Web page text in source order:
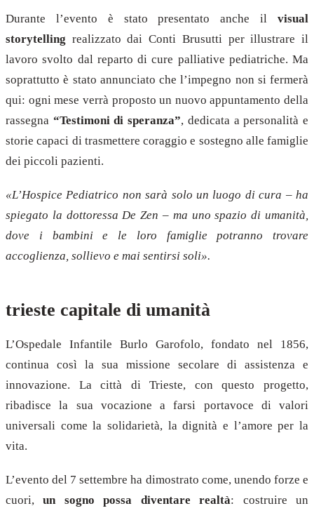
Durante l’evento è stato presentato anche il visual
storytelling realizzato dai Conti Brusutti per illustrare il
lavoro svolto dal reparto di cure palliative pediatriche. Ma
soprattutto è stato annunciato che l’impegno non si fermerà
qui: ogni mese verrà proposto un nuovo appuntamento della
rassegna “Testimoni di speranza”, dedicata a personalità e
storie capaci di trasmettere coraggio e sostegno alle famiglie
dei piccoli pazienti.
«L’Hospice Pediatrico non sarà solo un luogo di cura – ha
spiegato la dottoressa De Zen – ma uno spazio di umanità,
dove i bambini e le loro famiglie potranno trovare
accoglienza, sollievo e mai sentirsi soli».
trieste capitale di umanità
L’Ospedale Infantile Burlo Garofolo, fondato nel 1856,
continua così la sua missione secolare di assistenza e
innovazione. La città di Trieste, con questo progetto,
ribadisce la sua vocazione a farsi portavoce di valori
universali come la solidarietà, la dignità e l’amore per la
vita.
L’evento del 7 settembre ha dimostrato come, unendo forze e
cuori,un sogno possa diventare realtà: costruire un